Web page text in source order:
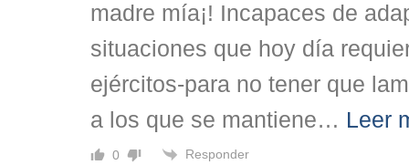
madre mía¡! Incapaces de
situaciones que hoy día
ejércitos-para no tener que
a los que se mantiene… Leer
0 Responder